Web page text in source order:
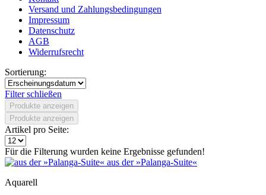
Versand und Zahlungsbedingungen
Impressum
Datenschutz
AGB
Widerrufsrecht
Sortierung:
Filter schließen
Produkte anzeigen
Produkte anzeigen
Artikel pro Seite:
Für die Filterung wurden keine Ergebnisse gefunden!
aus der »Palanga-Suite«
Aquarell